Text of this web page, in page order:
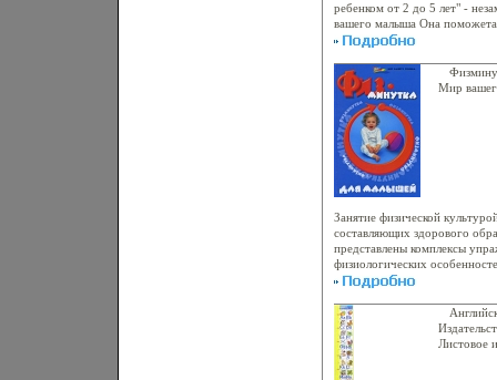
ребенком от 2 до 5 лет" -
вашего малыша Она
занятия с ребенком на
задания, представленные в
занятие с малышом в
(показать всех авторов) Г
автор) Н Шестакова
(составитель, автор).
Мир
Занятие физической
составляющих здорового
представлены комплексы
физиологических
Каждое упражнениеаыямс
проведения, приводятся
достижения максимального
книге даны физические
общеукрепляющего и
напрбкспвавленные на
Листовое